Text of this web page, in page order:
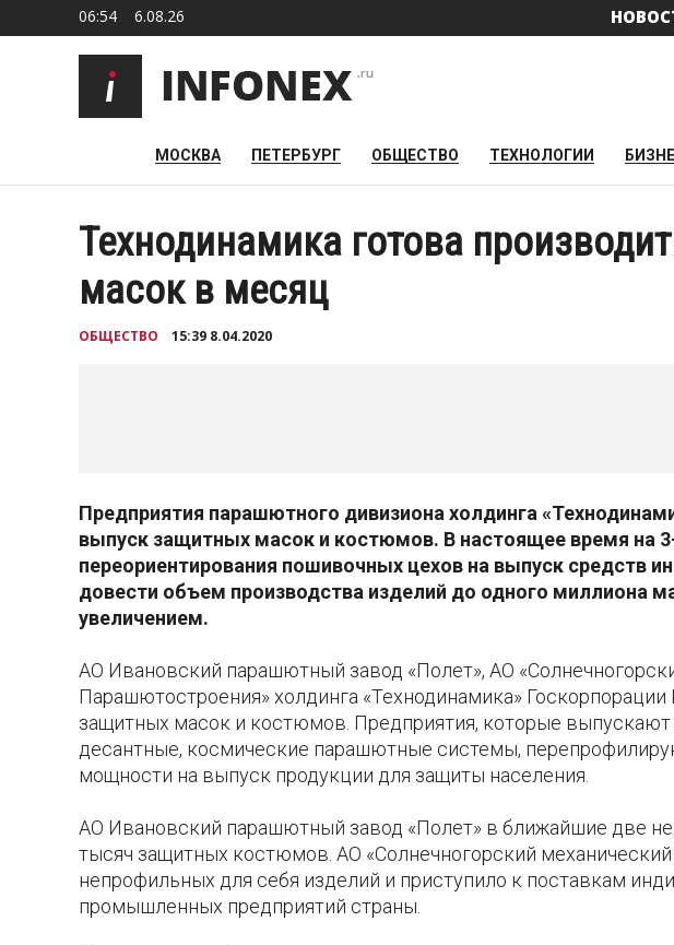
06:54 6.08.26
МОСКВА ПЕТЕРБУРГ ОБЩЕСТВО ТЕХНОЛОГИИ
Технодинамика готова
масок в месяц
ОБЩЕСТВО 15:39 8.04.2020
Предприятия парашютного дивизиона холдинга
выпуск защитных масок и костюмов. В настоящее время на
переориентирования пошивочных цехов на выпуск средств
довести объем производства изделий до одного миллиона
увеличением.
АО Ивановский парашютный завод «Полет», АО
Парашютостроения» холдинга «Технодинамика»
защитных масок и костюмов. Предприятия, которые выпускают
десантные, космические парашютные системы,
мощности на выпуск продукции для защиты населения.
АО Ивановский парашютный завод «Полет» в ближайшие две
тысяч защитных костюмов. АО «Солнечногорский
непрофильных для себя изделий и приступило к поставкам
промышленных предприятий страны.